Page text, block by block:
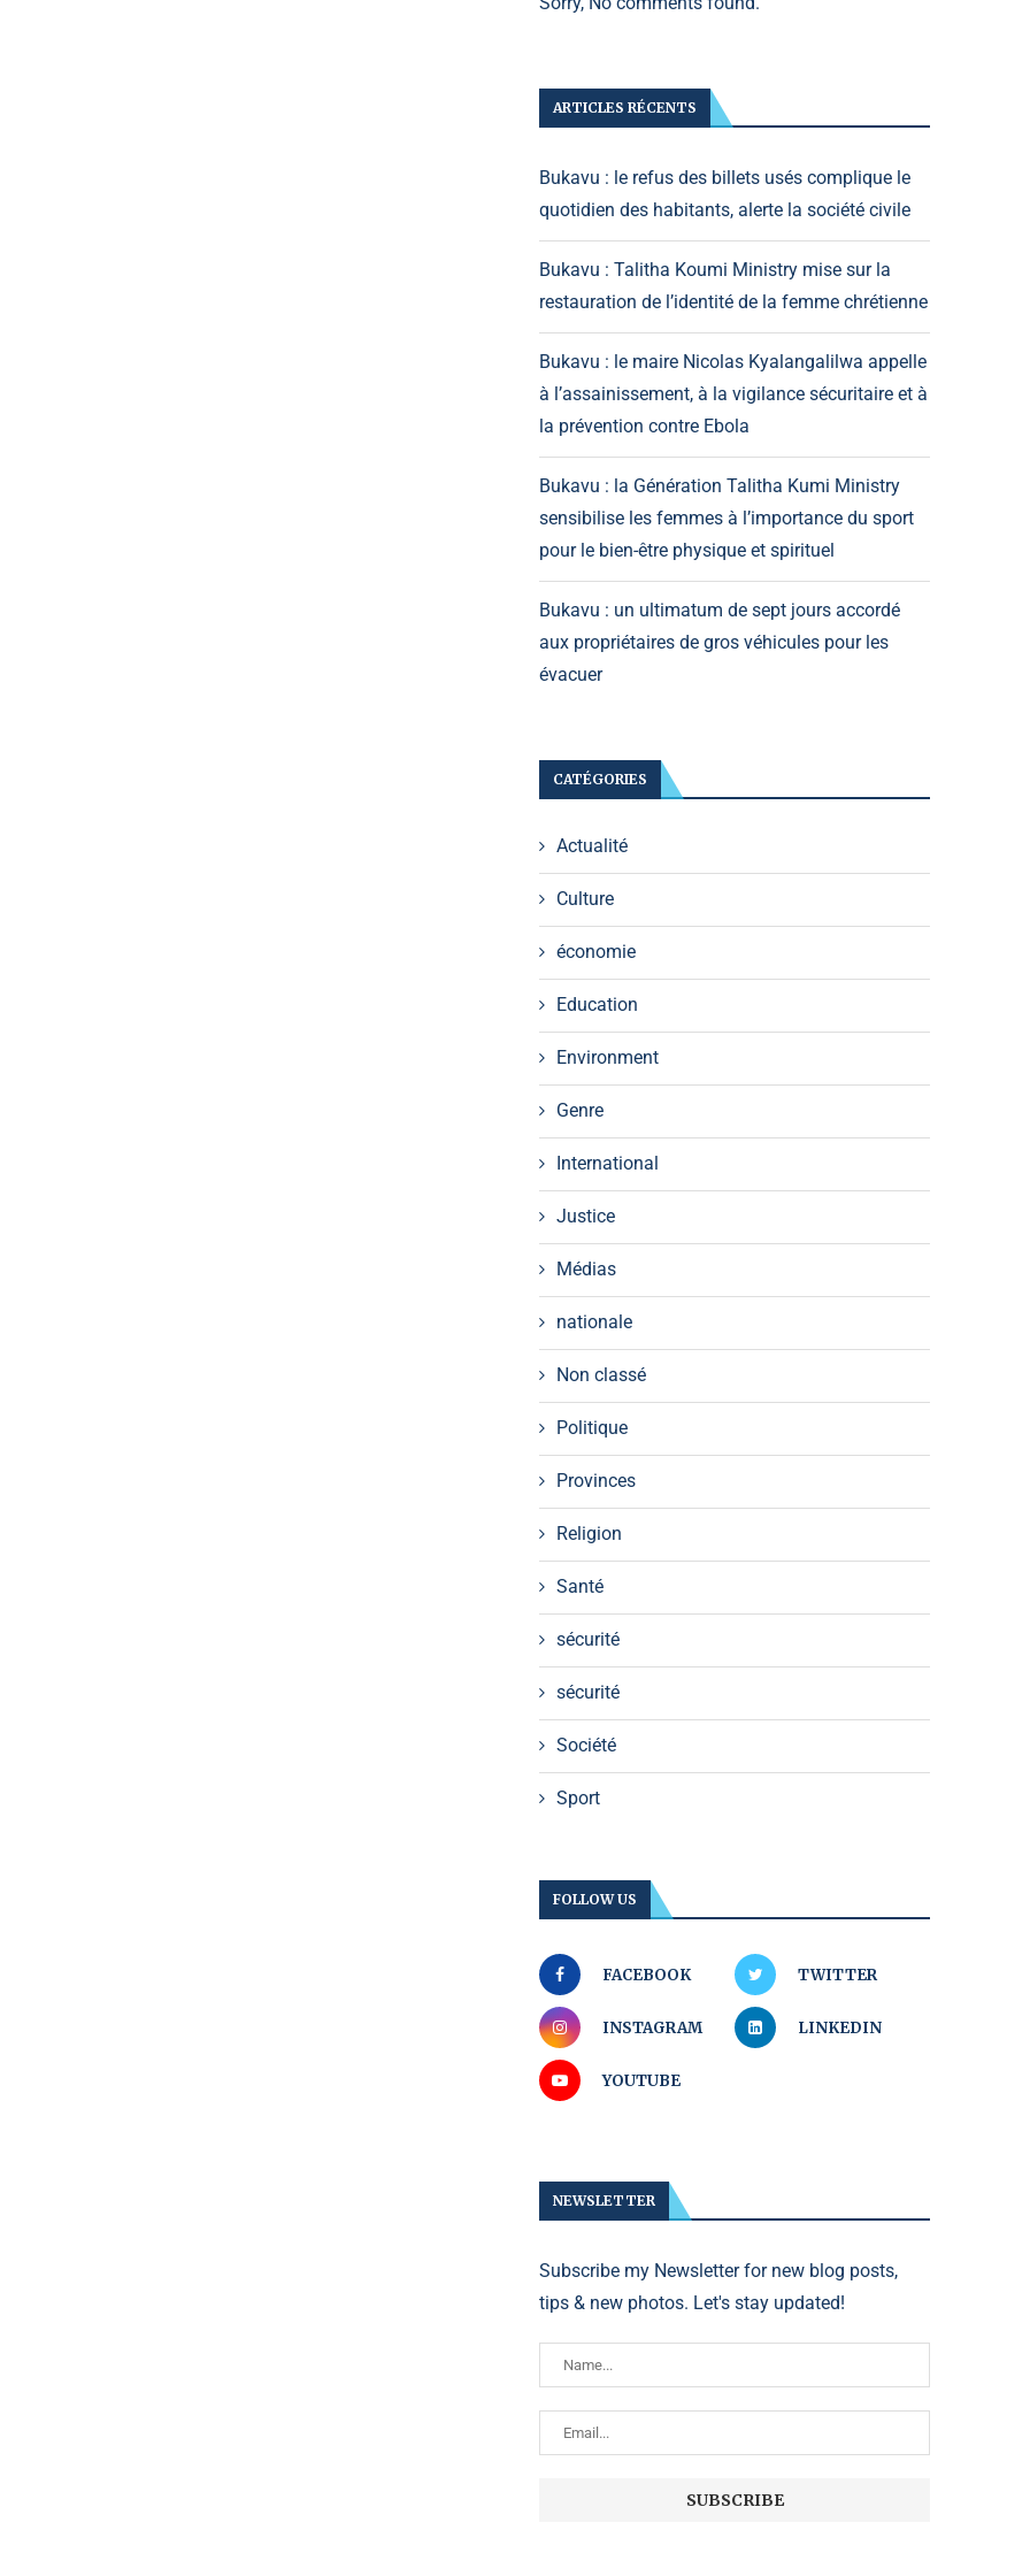
ARTICLES RÉCENTS
Bukavu : le refus des billets usés complique le
quotidien des habitants, alerte la société civile
Bukavu : Talitha Koumi Ministry mise sur la
restauration de l’identité de la femme chrétienne
Bukavu : le maire Nicolas Kyalangalilwa appelle
à l’assainissement, à la vigilance sécuritaire et à
la prévention contre Ebola
Bukavu : la Génération Talitha Kumi Ministry
sensibilise les femmes à l’importance du sport
pour le bien-être physique et spirituel
Bukavu : un ultimatum de sept jours accordé
aux propriétaires de gros véhicules pour les
évacuer
CATÉGORIES
Actualité
Culture
économie
Education
Environment
Genre
International
Justice
Médias
nationale
Non classé
Politique
Provinces
Religion
Santé
sécurité
sécurité
Société
Sport
FOLLOW US
FACEBOOK TWITTER
INSTAGRAM LINKEDIN
YOUTUBE
NEWSLETTER
Subscribe my Newsletter for new blog posts,
tips & new photos. Let's stay updated!